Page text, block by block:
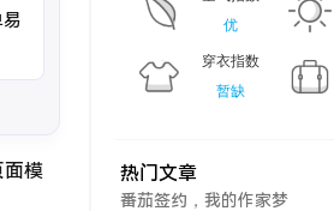
面模
热门文章
番茄签约，我的作家梦